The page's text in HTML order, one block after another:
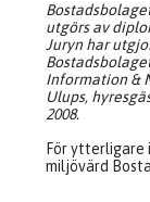
utgörs av
Juryn har
Information &
Ulups,
2008.
För ytterligare
miljövärd